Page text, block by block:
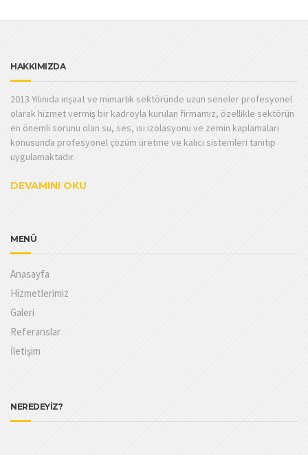
HAKKIMIZDA
2013 Yılınıda inşaat ve mimarlık sektöründe uzun seneler profesyonel
olarak hizmet vermiş bir kadroyla kurulan firmamız, özellikle sektörün
en önemli sorunu olan su, ses, ısı izolasyonu ve zemin kaplamaları
konusunda profesyonel çözüm üretme ve kalıcı sistemleri tanıtıp
uygulamaktadır.
DEVAMINI OKU
MENÜ
Anasayfa
Hizmetlerimiz
Galeri
Referanslar
İletişim
NEREDEYİZ?